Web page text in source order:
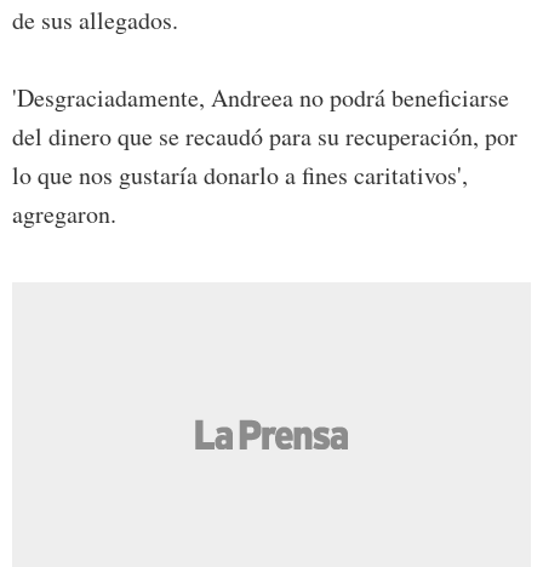
de sus allegados.
'Desgraciadamente, Andreea no podrá beneficiarse
del dinero que se recaudó para su recuperación, por
lo que nos gustaría donarlo a fines caritativos',
agregaron.